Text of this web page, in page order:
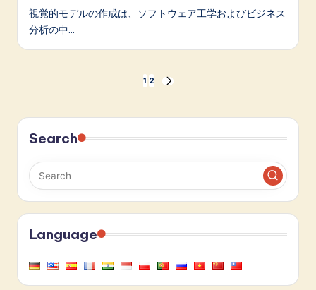
視覚的モデルの作成は、ソフトウェア工学およびビジネス
分析の中…
稿
の
ペ
ー
ジ
送
り
1 2
NEXT
Search
Language